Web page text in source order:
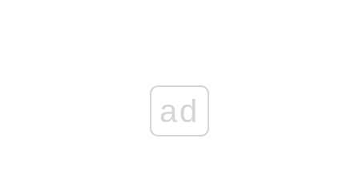
ad